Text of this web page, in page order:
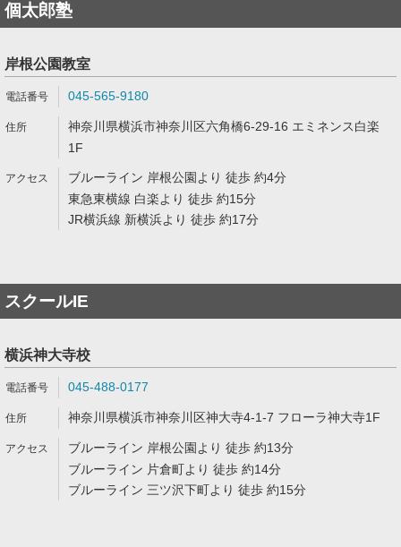
個太郎塾
岸根公園教室
045-565-9180
神奈川県横浜市神奈川区六角橋6-29-16 エミネンス白楽
1F
ブルーライン 岸根公園より 徒歩 約4分
東急東横線 白楽より 徒歩 約15分
JR横浜線 新横浜より 徒歩 約17分
スクールIE
横浜神大寺校
045-488-0177
神奈川県横浜市神奈川区神大寺4-1-7 フローラ神大寺1F
ブルーライン 岸根公園より 徒歩 約13分
ブルーライン 片倉町より 徒歩 約14分
ブルーライン 三ツ沢下町より 徒歩 約15分